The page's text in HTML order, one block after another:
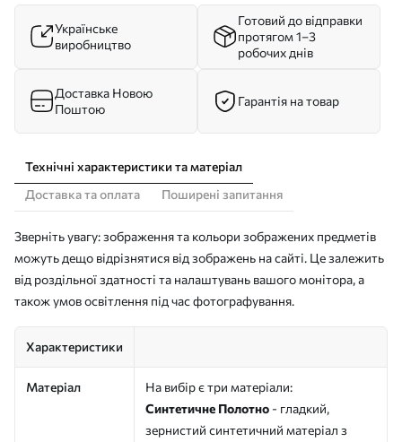
Українське
виробництво
Готовий до відправки
протягом 1–3
робочих днів
Доставка Новою
Поштою
Гарантія на товар
Технічні характеристики та матеріал
Доставка та оплата
Поширені запитання
Зверніть увагу: зображення та кольори зображених предметів
можуть дещо відрізнятися від зображень на сайті. Це залежить
від роздільної здатності та налаштувань вашого монітора, а
також умов освітлення під час фотографування.
Характеристики
Матеріал
На вибір є три матеріали:
Синтетичне Полотно - гладкий,
зернистий синтетичний матеріал з